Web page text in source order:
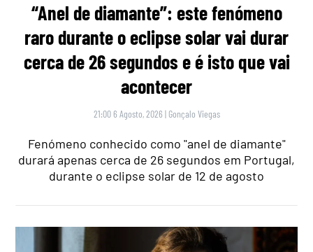
“Anel de diamante”: este fenómeno
raro durante o eclipse solar vai durar
cerca de 26 segundos e é isto que vai
acontecer
21:00 6 Agosto, 2026 | Gonçalo Viegas
Fenómeno conhecido como "anel de diamante"
durará apenas cerca de 26 segundos em Portugal,
durante o eclipse solar de 12 de agosto